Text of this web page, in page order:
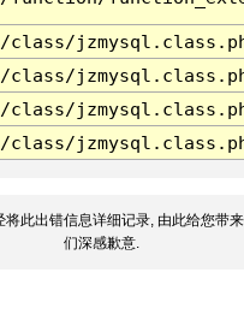
class/
class/
class/
class/
将此出错信息详细记录, 由此给您带
们深感歉意.